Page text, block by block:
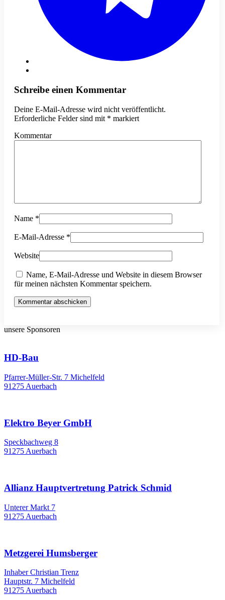
Schreibe einen Kommentar
Deine E-Mail-Adresse wird nicht veröffentlicht.
Erforderliche Felder sind mit * markiert
Kommentar
Name *
E-Mail-Adresse *
Website
Name, E-Mail-Adresse und Website in diesem Browser
für meinen nächsten Kommentar speichern.
Kommentar abschicken
unsere Sponsoren
HD-Bau
Pfarrer-Müller-Str. 7 Michelfeld
91275 Auerbach
Elektro Beyer GmbH
Speckbachweg 8
91275 Auerbach
Allianz Hauptvertretung Patrick Schmid
Unterer Markt 7
91275 Auerbach
Metzgerei Humsberger
Inhaber Christian Trenz
Hauptstr. 7 Michelfeld
91275 Auerbach